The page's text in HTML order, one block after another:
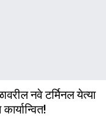
नवे टर्मिनल येत्या